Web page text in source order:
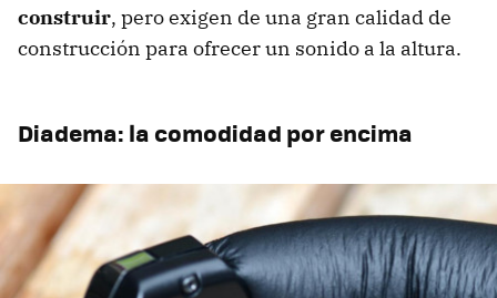
construir, pero exigen de una gran calidad de
construcción para ofrecer un sonido a la altura.
Diadema: la comodidad por encima